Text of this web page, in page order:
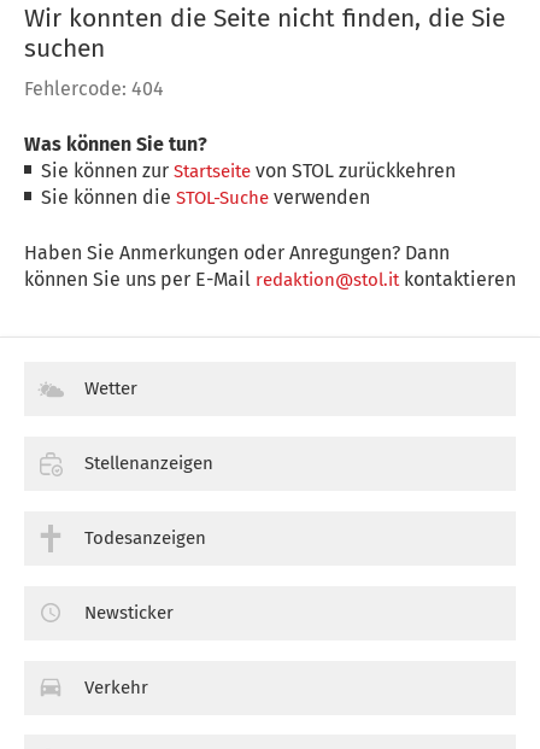
Wir konnten die Seite nicht finden, die Sie
suchen
Fehlercode: 404
Was können Sie tun?
Sie können zurStartseite von STOL zurückkehren
Sie können dieSTOL-Suche verwenden
Haben Sie Anmerkungen oder Anregungen? Dann
können Sie uns per E-Mail redaktion@stol.itkontaktieren
Wetter
Stellenanzeigen
Todesanzeigen
Newsticker
Verkehr